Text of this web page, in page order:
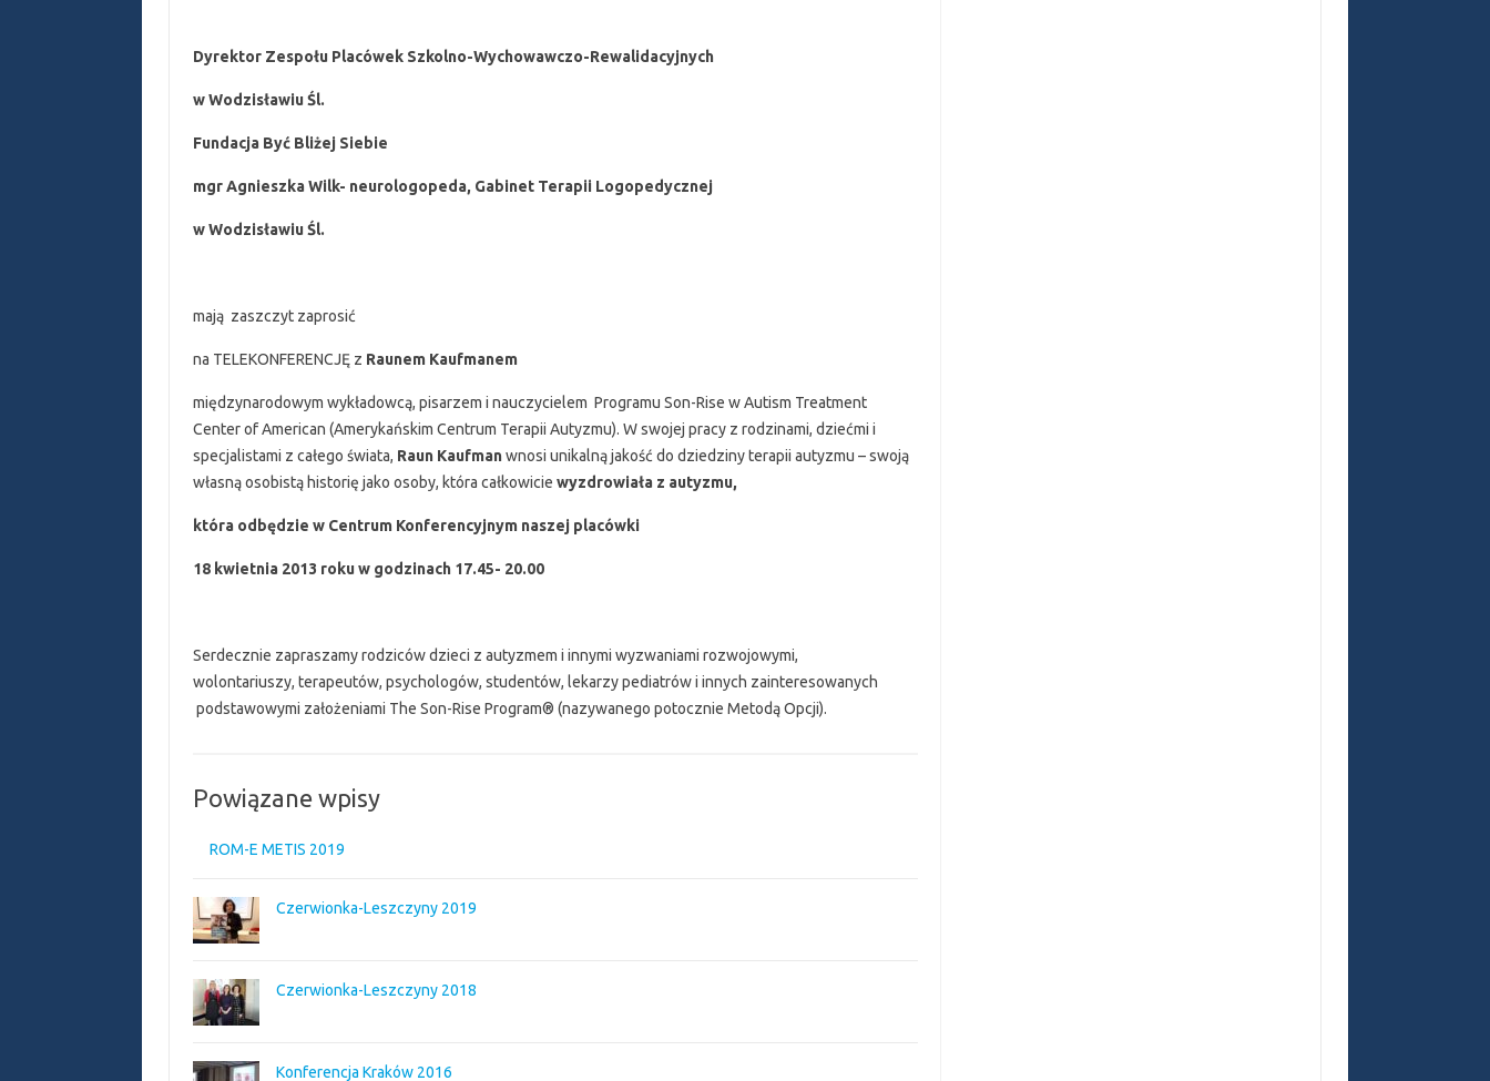
Dyrektor Zespołu Placówek Szkolno-Wychowawczo-Rewalidacyjnych
w Wodzisławiu Śl.
Fundacja Być Bliżej Siebie
mgr Agnieszka Wilk- neurologopeda, Gabinet Terapii Logopedycznej
w Wodzisławiu Śl.
mają zaszczyt zaprosić
na TELEKONFERENCJĘ z Raunem Kaufmanem
międzynarodowym wykładowcą, pisarzem i nauczycielem Programu Son-Rise w Autism Treatment
Center of American (Amerykańskim Centrum Terapii Autyzmu). W swojej pracy z rodzinami, dziećmi i
specjalistami z całego świata, Raun Kaufmanwnosi unikalną jakość do dziedziny terapii autyzmu – swoją
własną osobistą historię jako osoby, która całkowicie wyzdrowiała z autyzmu,
która odbędzie w Centrum Konferencyjnym naszej placówki
18 kwietnia 2013 roku w godzinach 17.45- 20.00
Serdecznie zapraszamy rodziców dzieci z autyzmem i innymi wyzwaniami rozwojowymi,
wolontariuszy, terapeutów, psychologów, studentów, lekarzy pediatrów i innych zainteresowanych
podstawowymi założeniami The Son-Rise Program® (nazywanego potocznie Metodą Opcji).
Powiązane wpisy
ROM-E METIS 2019
Czerwionka-Leszczyny 2019
Czerwionka-Leszczyny 2018
Konferencja Kraków 2016